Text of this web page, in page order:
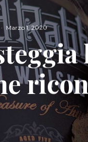
· Marzo 1, 2020